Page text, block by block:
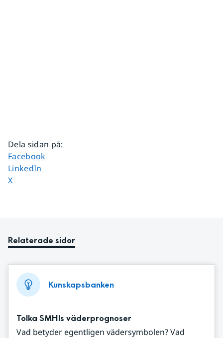
Dela sidan på:
Dela sidan på
Facebook
Dela sidan på
LinkedIn
Dela sidan på
X
Relaterade sidor
Kunskapsbanken
Tolka SMHIs väderprognoser
Vad betyder egentligen vädersymbolen? Vad